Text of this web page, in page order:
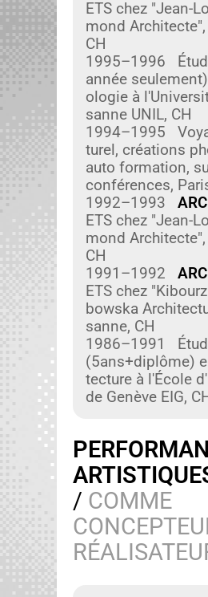
ETS chez "Jean-
mond
CH
1995–1996
année
olo­gie à
sanne UNIL, CH
1994–1995
turel, créa­tions
auto for­ma­tion,
con­férences,
1992–1993
ETS chez "Jean-
mond
CH
1991–1992
ETS chez
bows­ka
sanne, CH
1986–1991
(5ans+diplôme)
tec­ture à l'École
de Genève EIG, CH
/ COMME